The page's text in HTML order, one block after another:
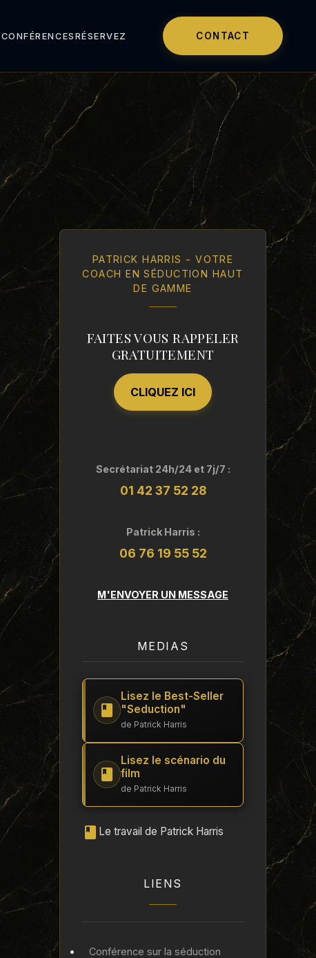
CONFÉRENCES RÉSERVEZ CONTACT
PATRICK HARRIS - VOTRE
COACH EN SÉDUCTION HAUT
DE GAMME
FAITES VOUS RAPPELER
GRATUITEMENT
CLIQUEZ ICI
Secrétariat 24h/24 et 7j/7 :
01 42 37 52 28
Patrick Harris :
06 76 19 55 52
M'ENVOYER UN MESSAGE
MEDIAS
Lisez le Best-Seller
"Seduction"
de Patrick Harris
Lisez le scénario du
film
de Patrick Harris
Le travail de Patrick Harris
LIENS
Conférence sur la séduction